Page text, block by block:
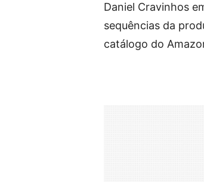
Daniel Cravinhos
sequências da
catálogo do